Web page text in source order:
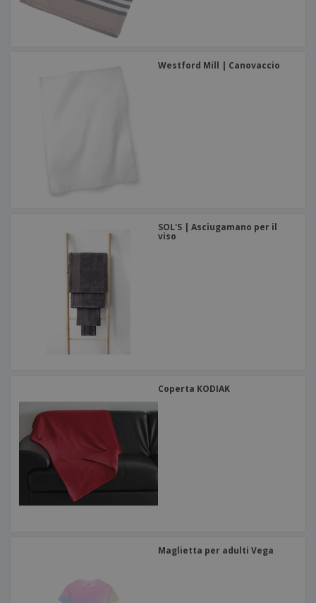
Westford Mill | Canovaccio
SOL'S | Asciugamano per il
viso
Coperta KODIAK
Maglietta per adulti Vega